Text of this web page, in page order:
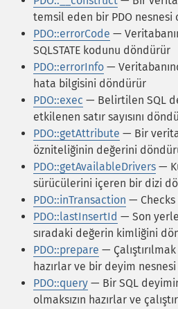
temsil eden bir PDO nesnesi
PDO::errorCode —
SQLSTATE kodunu döndürür
PDO::errorInfo —
hata bilgisini döndürür
PDO::exec — Belirtilen SQL
etkilenen satır sayısını
PDO::getAttribute — Bir
özniteliğinin değerini
PDO::getAvailableDrivers —
sürücülerini içeren bir dizi
PDO::inTransaction —
PDO::lastInsertId — Son
sıradaki değerin kimliğini
PDO::prepare —
hazırlar ve bir deyim
PDO::query — Bir SQL
olmaksızın hazırlar ve